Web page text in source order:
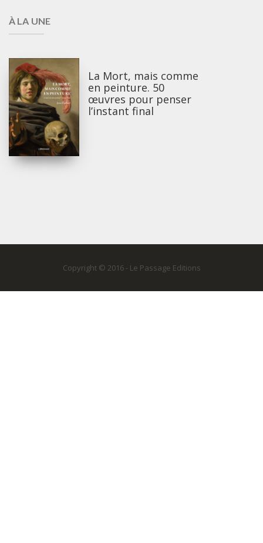
À LA UNE
La Mort, mais comme
en peinture. 50
œuvres pour penser
l’instant final
Copyright © 2016 - Le Passage Editions